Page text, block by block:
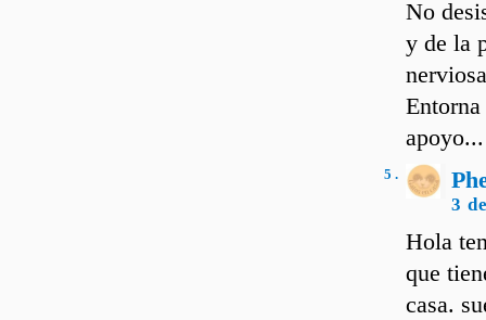
No
y de la
apoyo...
5 .
3
Hola
que
casa.